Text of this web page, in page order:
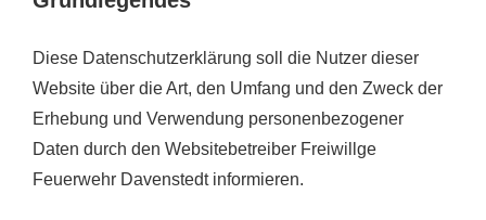
Diese Datenschutzerklärung soll die Nutzer dieser
Website über die Art, den Umfang und den Zweck der
Erhebung und Verwendung personenbezogener
Daten durch den Websitebetreiber Freiwillge
Feuerwehr Davenstedt informieren.